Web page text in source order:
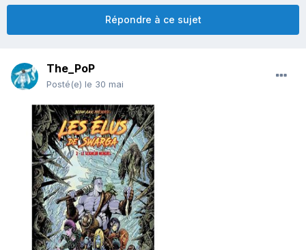
Répondre à ce sujet
The_PoP
Posté(e) le 30 mai